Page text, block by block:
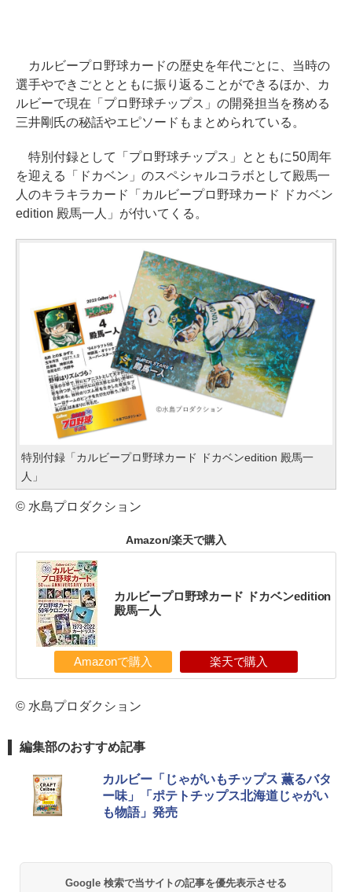
カルビープロ野球カードの歴史を年代ごとに、当時の
選手やできごととともに振り返ることができるほか、カ
ルビーで現在「プロ野球チップス」の開発担当を務める
三井剛氏の秘話やエピソードもまとめられている。
特別付録として「プロ野球チップス」とともに50周年
を迎える「ドカベン」のスペシャルコラボとして殿馬一
人のキラキラカード「カルビープロ野球カード ドカベン
edition 殿馬一人」が付いてくる。
特別付録「カルビープロ野球カード ドカベンedition 殿馬一
人」
© 水島プロダクション
Amazon/楽天で購入
カルビープロ野球カード ドカベンedition
殿馬一人
Amazonで購入 楽天で購入
© 水島プロダクション
編集部のおすすめ記事
カルビー「じゃがいもチップス 薫るバタ
ー味」「ポテトチップス北海道じゃがい
も物語」発売
Google 検索で当サイトの記事を優先表示させる